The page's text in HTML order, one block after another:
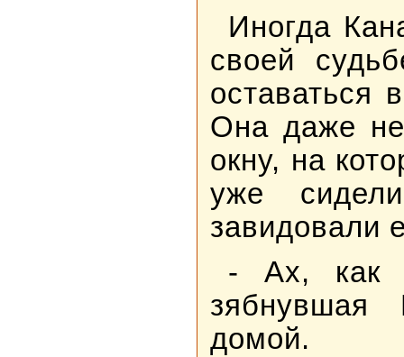
Иногда
своей
оставаться
Она даже
окну, на
уже
завидовали
- Ах, как
зябнувшая
домой.